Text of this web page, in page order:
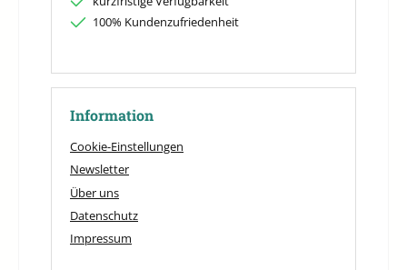
100% Kundenzufriedenheit
Information
Cookie-Einstellungen
Newsletter
Über uns
Datenschutz
Impressum